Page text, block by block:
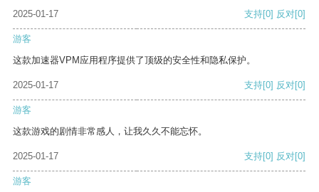
2025-01-17
支持[0] 反对[0]
游客
这款加速器VPM应用程序提供了顶级的安全性和隐私保护。
2025-01-17 支持[0] 反对[0]
游客
这款游戏的剧情非常感人，让我久久不能忘怀。
2025-01-17 支持[0] 反对[0]
游客